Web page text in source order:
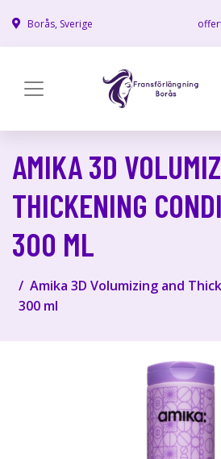
Borås, Sverige
AMIKA 3D
THICKENING
300 ML
Amika 3D Volumizing and
300 ml